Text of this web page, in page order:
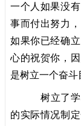
一个人如果没
事而付出努力
如果你已经确
心的祝贺你，
是树立一个奋斗
树立了学
的实际情况制